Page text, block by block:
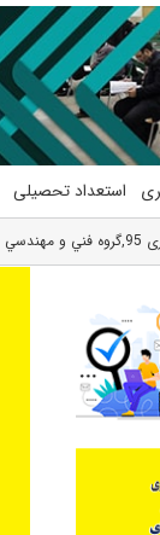
استعداد تحصیلی
,گروه فني و مهندسي